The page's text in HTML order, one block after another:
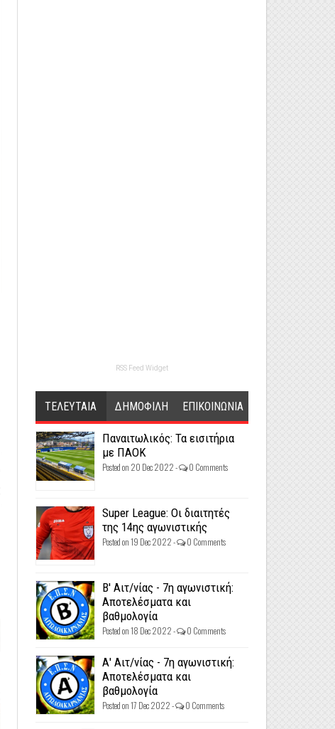
RSS Feed Widget
ΤΕΛΕΥΤΑΙΑ ΔΗΜΟΦΙΛΗ ΕΠΙΚΟΙΝΩΝΙΑ
Παναιτωλικός: Τα εισιτήρια
με ΠΑΟΚ
Posted on 20 Dec 2022 - 0 Comments
Super League: Οι διαιτητές
της 14ης αγωνιστικής
Posted on 19 Dec 2022 - 0 Comments
Β' Αιτ/νίας - 7η αγωνιστική:
Αποτελέσματα και
βαθμολογία
Posted on 18 Dec 2022 - 0 Comments
Α' Αιτ/νίας - 7η αγωνιστική:
Αποτελέσματα και
βαθμολογία
Posted on 17 Dec 2022 - 0 Comments